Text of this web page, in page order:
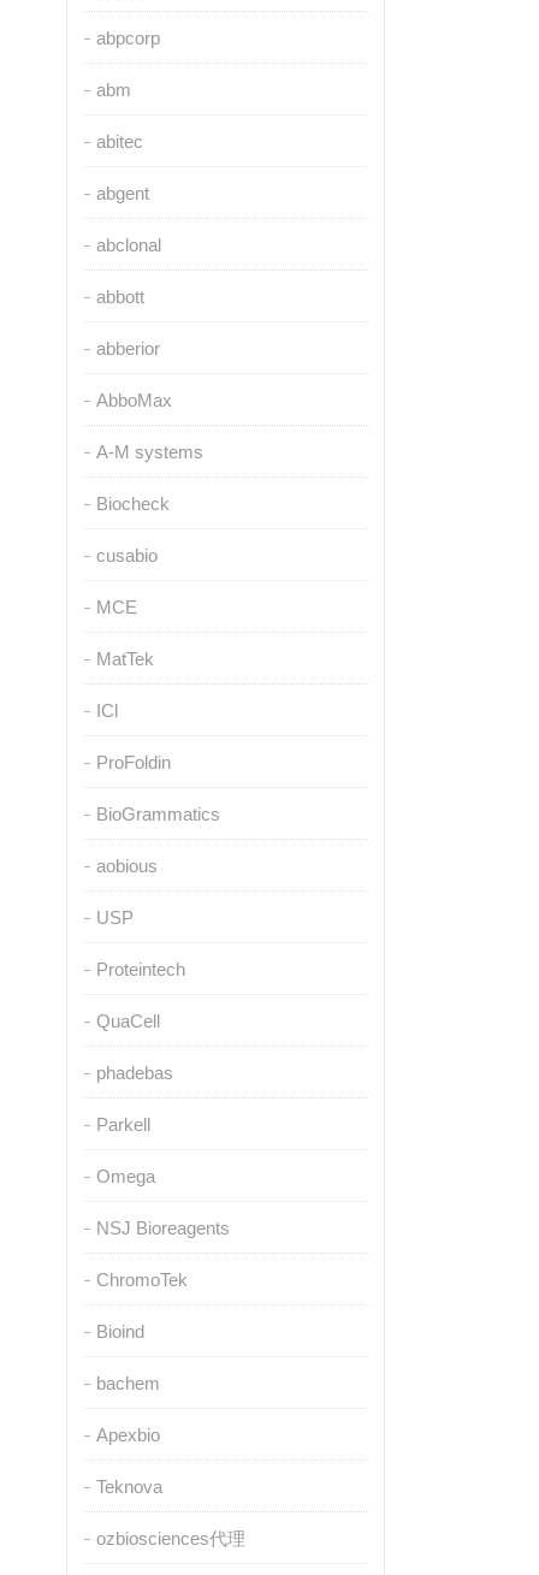
abpcorp
abm
abitec
abgent
abclonal
abbott
abberior
AbboMax
A-M systems
Biocheck
cusabio
MCE
MatTek
ICl
ProFoldin
BioGrammatics
aobious
USP
Proteintech
QuaCell
phadebas
Parkell
Omega
NSJ Bioreagents
ChromoTek
Bioind
bachem
Apexbio
Teknova
ozbiosciences代理